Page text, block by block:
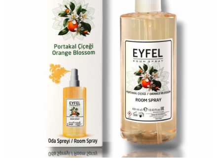
Masca & Gel de par
Servetele Umede & Uscate